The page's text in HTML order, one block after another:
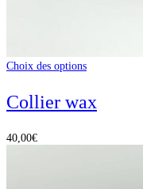
Choix des options
Collier wax
40,00€